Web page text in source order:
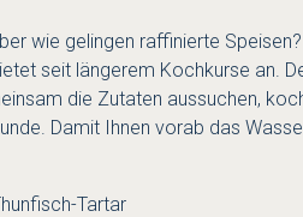
wie gelingen raffinierte
seit längerem Kochkurse an.
die Zutaten aussuchen,
Damit Ihnen vorab das
Tartar